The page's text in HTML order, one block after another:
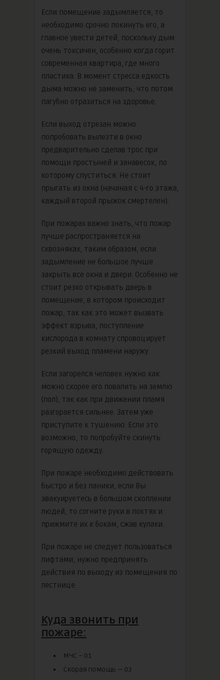
Если помещение задымляется, то
необходимо срочно покинуть его, а
главное увести детей, поскольку дым
очень токсичен, особенно когда горит
современная квартира, где много
пластика. В момент стресса едкость
дыма можно не заменить, что потом
пагубно отразиться на здоровье.
Если выход отрезан можно
попробовать вылезти в окно
предварительно сделав трос при
помощи простыней и занавесок, по
которому спуститься. Не стоит
прыгать из окна (начиная с 4-го этажа,
каждый второй прыжок смертелен).
При пожарах важно знать, что пожар
лучше распространяется на
сквозняках, таким образом, если
задымление не большое лучше
закрыть все окна и двери. Особенно не
стоит резко открывать дверь в
помещение, в котором происходит
пожар, так как это может вызвать
эффект взрыва, поступление
кислорода в комнату спровоцирует
резкий выход пламени наружу.
Если загорелся человек нужно как
можно скорее его повалить на землю
(пол), так как при движении пламя
разгорается сильнее. Затем уже
приступите к тушению. Если это
возможно, то попробуйте скинуть
горящую одежду.
При пожаре необходимо действовать
быстро и без паники, если Вы
эвакуируетесь в большом скоплении
людей, то согните руки в локтях и
прижмите их к бокам, сжав кулаки.
При пожаре не следует пользоваться
лифтами, нужно предпринять
действия по выходу из помещения по
лестнице.
Куда звонить при
пожаре:
МЧС – 01
Скорая помощь — 03